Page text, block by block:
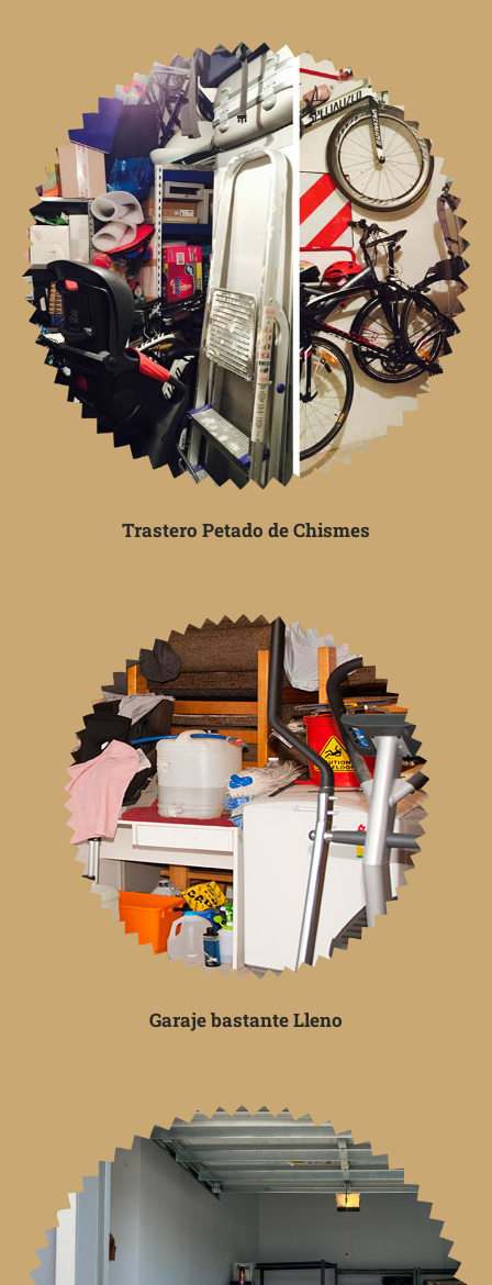
Trastero Petado de Chismes
Garaje bastante Lleno